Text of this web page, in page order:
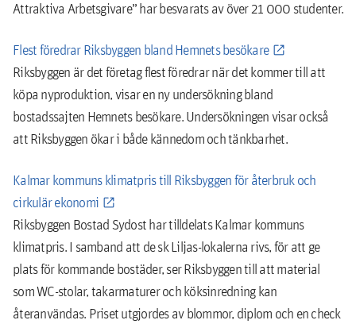
Attraktiva Arbetsgivare” har besvarats av över 21 000 studenter.
Flest föredrar Riksbyggen bland Hemnets besökare
Riksbyggen är det företag flest föredrar när det kommer till att
köpa nyproduktion, visar en ny undersökning bland
bostadssajten Hemnets besökare. Undersökningen visar också
att Riksbyggen ökar i både kännedom och tänkbarhet.
Kalmar kommuns klimatpris till Riksbyggen för återbruk och
cirkulär ekonomi
Riksbyggen Bostad Sydost har tilldelats Kalmar kommuns
klimatpris. I samband att de sk Liljas-lokalerna rivs, för att ge
plats för kommande bostäder, ser Riksbyggen till att material
som WC-stolar, takarmaturer och köksinredning kan
återanvändas. Priset utgjordes av blommor, diplom och en check